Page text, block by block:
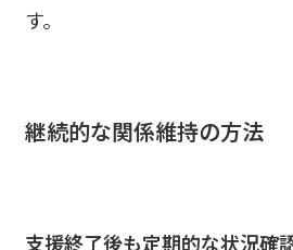
す。
継続的な関係維持の方法
支援終了後も定期的な状況確